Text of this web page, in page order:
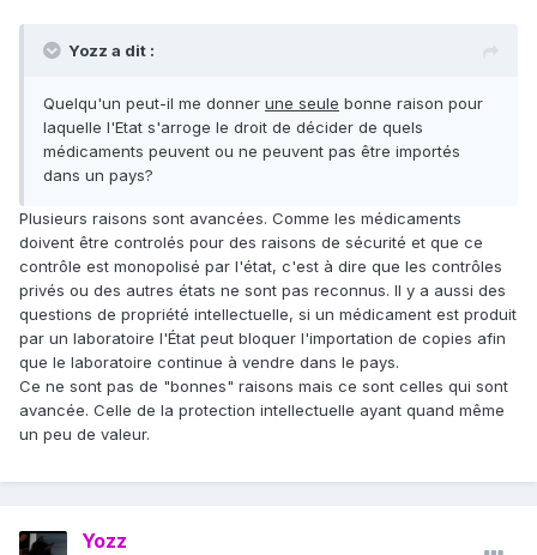
Yozz a dit :
Quelqu'un peut-il me donner une seule bonne raison pour
laquelle l'Etat s'arroge le droit de décider de quels
médicaments peuvent ou ne peuvent pas être importés
dans un pays?
Plusieurs raisons sont avancées. Comme les médicaments
doivent être controlés pour des raisons de sécurité et que ce
contrôle est monopolisé par l'état, c'est à dire que les contrôles
privés ou des autres états ne sont pas reconnus. Il y a aussi des
questions de propriété intellectuelle, si un médicament est produit
par un laboratoire l'État peut bloquer l'importation de copies afin
que le laboratoire continue à vendre dans le pays.
Ce ne sont pas de "bonnes" raisons mais ce sont celles qui sont
avancée. Celle de la protection intellectuelle ayant quand même
un peu de valeur.
Yozz